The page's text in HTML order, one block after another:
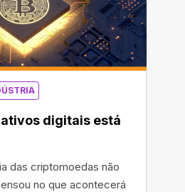
digitais está
das criptomoedas não
no que acontecerá